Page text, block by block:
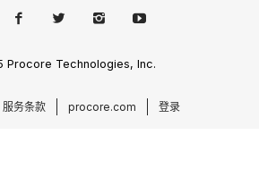
Procore Technologies, Inc.
服务条款 procore.com 登录